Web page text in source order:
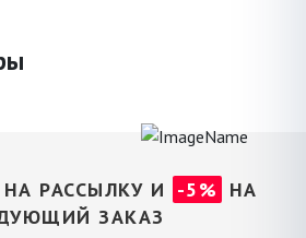
РАССЫЛКУ И -5%
НА
ЗАКАЗ